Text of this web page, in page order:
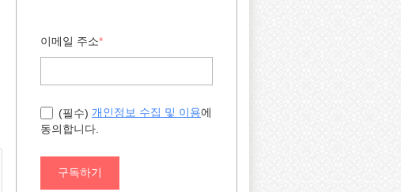
이메일 주소*
(필수) 개인정보 수집 및 이용에
동의합니다.
구독하기